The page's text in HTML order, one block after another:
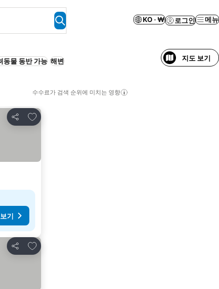
KO · ₩ 로그인 메뉴
동물 동반 가능 해변 지도 보기
수수료가 검색 순위에 미치는 영향
공유
즐겨찾기에 추가
기
공유
즐겨찾기에 추가